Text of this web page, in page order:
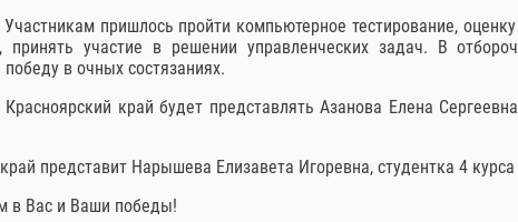
пришлось пройти компьютерное тестирование,
участие в решении управленческих задач. В
в очных состязаниях.
край будет представлять Азанова Елена
представит Нарышева Елизавета Игоревна, студентка 4
в Вас и Ваши победы!